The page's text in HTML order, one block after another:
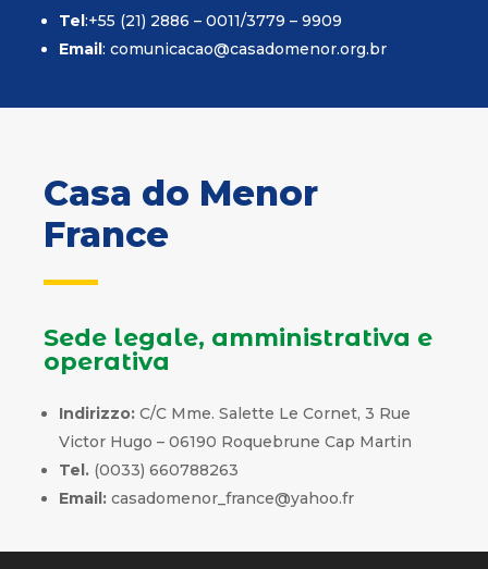
Tel :+55 (21) 2886 – 0011/3779 – 9909
Email : comunicacao@casadomenor.org.br
Casa do Menor
France
Sede legale, amministrativa e
operativa
Indirizzo: C/C Mme. Salette Le Cornet, 3 Rue
Victor Hugo – 06190 Roquebrune Cap Martin
Tel. (0033) 660788263
Email: casadomenor_france@yahoo.fr